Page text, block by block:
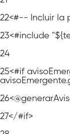
22<#-- Incluir la
23<#include
24
25<#if
26
27</#if>